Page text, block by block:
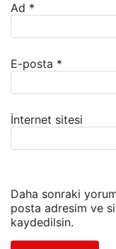
Ad *
E-posta *
İnternet sitesi
Daha sonraki
posta adresim ve
kaydedilsin.